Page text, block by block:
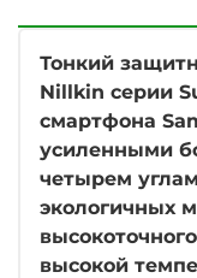
Тонкий
Nillkin серии
смартфона
усиленными
четырем
экологичных
высокой